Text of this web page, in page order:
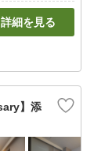
詳細を見る
】添